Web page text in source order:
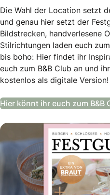
Die Wahl der Location setzt
und genau hier setzt der
Bildstrecken, handverlesene
Stilrichtungen laden euch
bis boho: Hier findet ihr
euch zum B&B Club an und
kostenlos als digitale Version!
Hier könnt ihr euch zum B&B